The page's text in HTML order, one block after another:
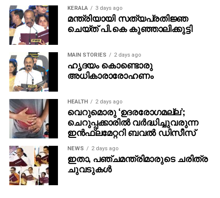
ADVERTISEMENT
KERALA 3 days ago
മന്ത്രിയായി സത്യപ്രതിജ്ഞ
ചെയ്ത് പി.കെ കുഞ്ഞാലിക്കുട്ടി
MAIN STORIES 2 days ago
ഹൃദയം കൊണ്ടൊരു
അധികാരാരോഹണം
HEALTH 2 days ago
വെറുമൊരു ‘ഉദരരോഗമല്ല’;
ചെറുപ്പക്കാരിൽ വർദ്ധിച്ചുവരുന്ന
ഇൻഫ്ലമേറ്ററി ബവൽ ഡിസീസ്
NEWS 2 days ago
ഇതാ, പഞ്ചമന്ത്രിമാരുടെ ചരിത്ര
ചുവടുകൾ